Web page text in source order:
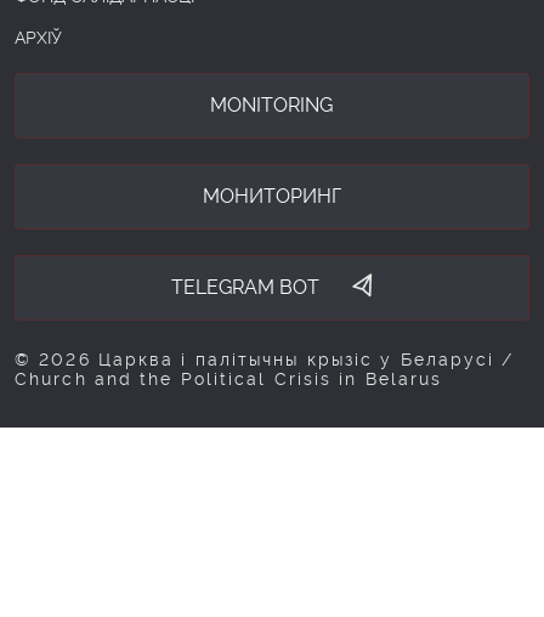
АРХІЎ
MONITORING
МОНИТОРИНГ
TELEGRAM BOT
© 2026 Царква і палітычны крызіс у Беларусі /
Church and the Political Crisis in Belarus